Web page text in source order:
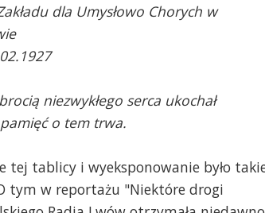
organizatora
Tablica w
dla Umysłowo Chorych w
niezwykłego serca ukochał
o tem trwa.
tej tablicy i wyeksponowanie było
tym w reportażu "Niektóre drogi